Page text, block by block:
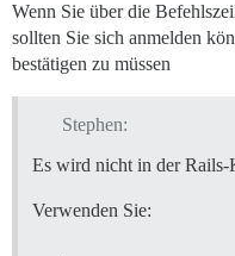
Wenn Sie über die
sollten Sie sich anmelden
bestätigen zu müssen
Stephen:
Es wird nicht in der Rails-
Verwenden Sie: